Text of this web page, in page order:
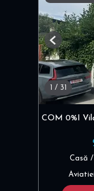
/ 31
Previous
COM 0%I
Casă